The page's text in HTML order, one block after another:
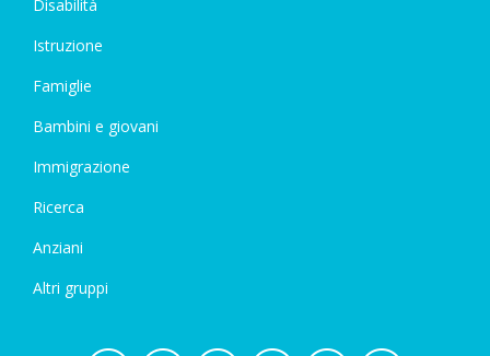
Disabilità
Istruzione
Famiglie
Bambini e giovani
Immigrazione
Ricerca
Anziani
Altri gruppi